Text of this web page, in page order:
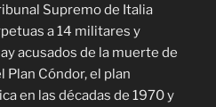
Supremo de Italia
a 14 militares y
acusados de la muerte de
Plan Cóndor, el plan
en las décadas de 1970 y